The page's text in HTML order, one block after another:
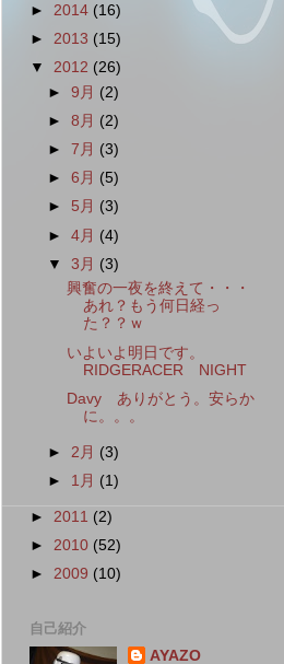
► 2014 (16)
► 2013 (15)
▼ 2012 (26)
►9月 (2)
►8月 (2)
►7月 (3)
►6月 (5)
► 5月 (3)
►4月 (4)
▼3月 (3)
興奮の一夜を終えて・・・
あれ？もう何日経っ
た？？ｗ
いよいよ明日です。
RIDGERACER NIGHT
Davy ありがとう。安らか
に。。。
► 2月 (3)
► 1月 (1)
► 2011 (2)
► 2010 (52)
► 2009 (10)
自己紹介
AYAZO